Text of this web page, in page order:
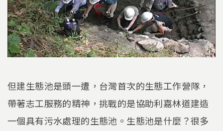
但建生態池是頭一遭，台灣首次的生態工作營隊，
帶著志工服務的精神，挑戰的是協助利嘉林道建造
一個具有污水處理的生態池。生態池是什麼？很多